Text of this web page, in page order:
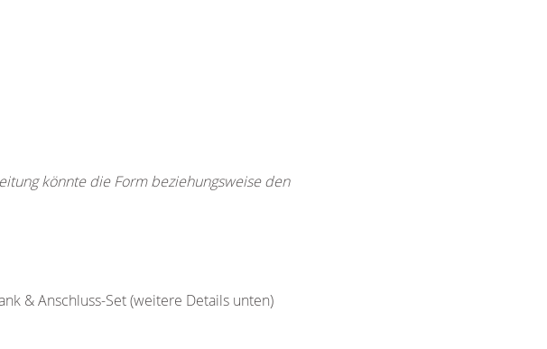
könnte die Form beziehungsweise den
& Anschluss-Set (weitere Details unten)